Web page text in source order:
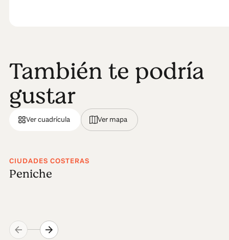
También te podría
gustar
Ver cuadrícula Ver mapa
CIUDADES COSTERAS
Peniche